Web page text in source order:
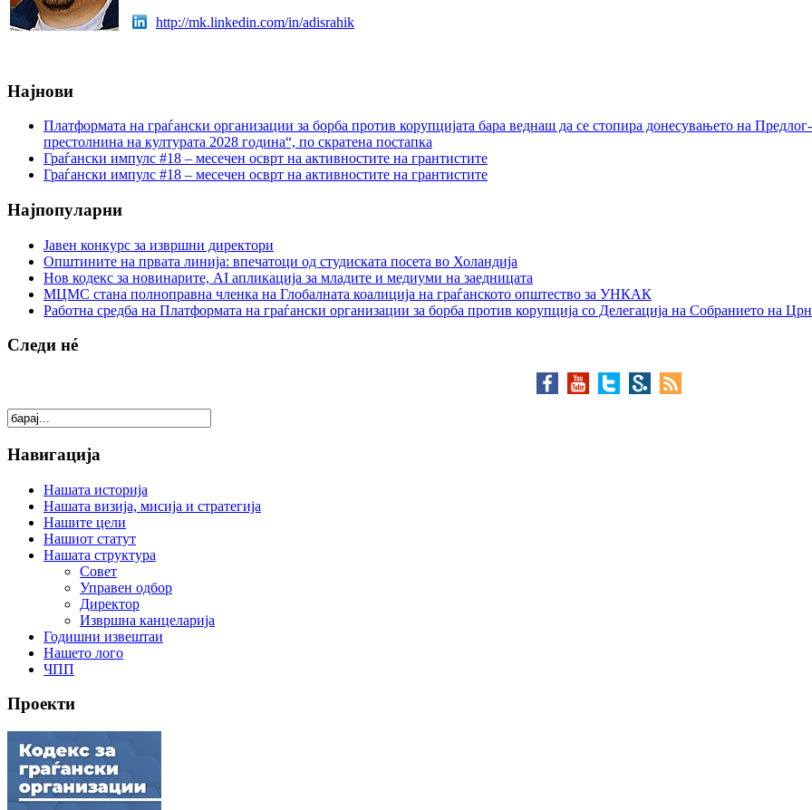
http://mk.linkedin.com/in/adisrahik
Најнови
Платформата на граѓански организации за борба против корупцијата бара веднаш да се стопира донесувањето на
престолнина на културата 2028 година“, по скратена постапка
Граѓански импулс #18 – месечен осврт на активностите на грантистите
Граѓански импулс #18 – месечен осврт на активностите на грантистите
Најпопуларни
Јавен конкурс за извршни директори
Општините на првата линија: впечатоци од студиската посета во Холандија
Нов кодекс за новинарите, AI апликација за младите и медиуми на заедницата
МЦМС стана полноправна членка на Глобалната коалиција на граѓанското општество за УНКАК
Работна средба на Платформата на граѓански организации за борба против корупција со Делегација на Собранието на
Следи нé
Навигација
Нашата историја
Нашата визија, мисија и стратегија
Нашите цели
Нашиот статут
Нашата структура
Совет
Управен одбор
Директор
Извршна канцеларија
Годишни извештаи
Нашето лого
ЧПП
Проекти